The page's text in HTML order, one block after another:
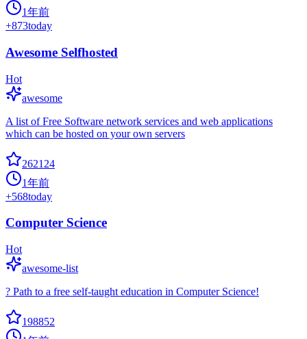
1年前
+873today
Awesome Selfhosted
Hot
awesome
A list of Free Software network services and web applications
which can be hosted on your own servers
262124
1年前
+568today
Computer Science
Hot
awesome-list
? Path to a free self-taught education in Computer Science!
198852